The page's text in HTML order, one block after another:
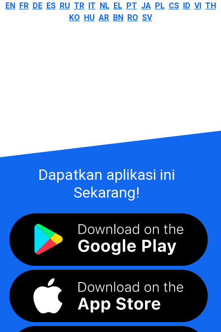
EN FR DE ES RU TR IT NL EL PT JA PL CS ID VI TH
KO HU AR BN RO SV
Dapatkan aplikasi ini
Sekarang!